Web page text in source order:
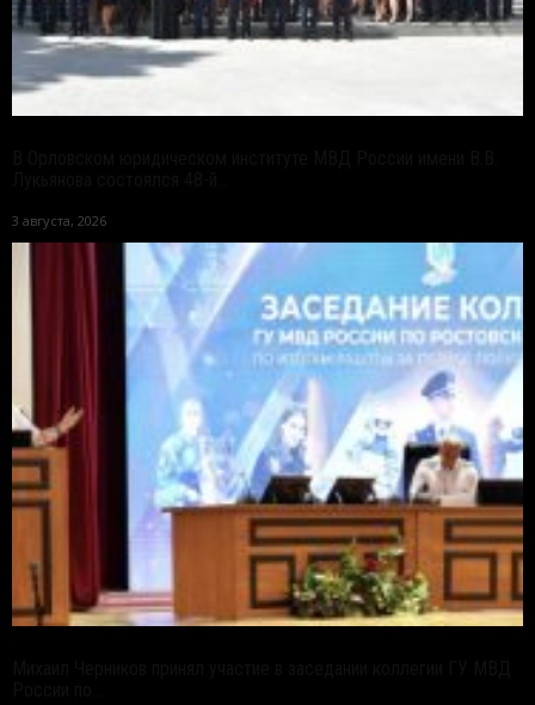
3 августа, 2026